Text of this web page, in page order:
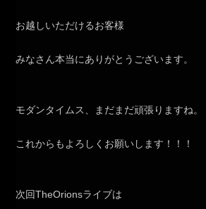
お越しいただけるお客様
みなさん本当にありがとうございます。
モダンタイムス、まだまだ頑張りますね。
これからもよろしくお願いします！！！
次回TheOrionsライブは